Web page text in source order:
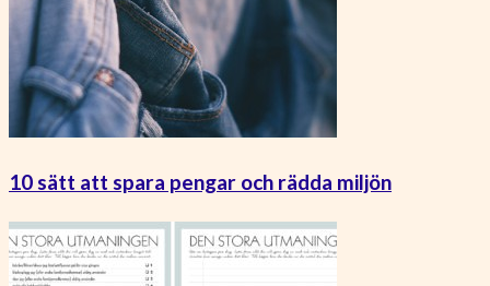
10 sätt att spara pengar och rädda miljön